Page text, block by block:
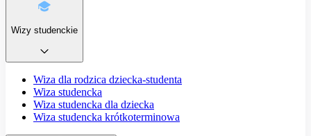
Wizy studenckie
Wiza dla rodzica dziecka-studenta
Wiza studencka
Wiza studencka dla dziecka
Wiza studencka krótkoterminowa